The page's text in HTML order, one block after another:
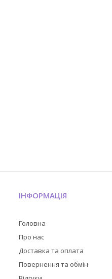
ІНФОРМАЦІЯ
Головна
Про нас
Доставка та оплата
Повернення та обмін